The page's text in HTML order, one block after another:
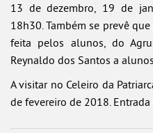
13 de dezembro, 19 de
18h30. Também se prevê
feita pelos alunos, do
Reynaldo dos Santos a
A visitar no Celeiro da
de fevereiro de 2018.